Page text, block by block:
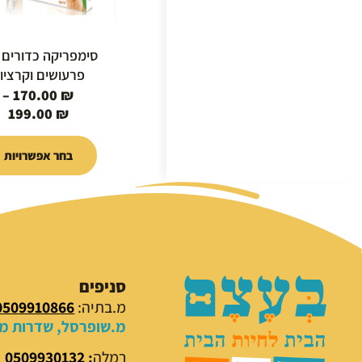
סימפריקה
פרעושים
170.00 ₪
–
199.00 ₪
בחר אפשרויות
בעמוד
המוצר
סניפים
מ.בתיה:
מ.שופרסל, שדרות
רמלה:
0509930132